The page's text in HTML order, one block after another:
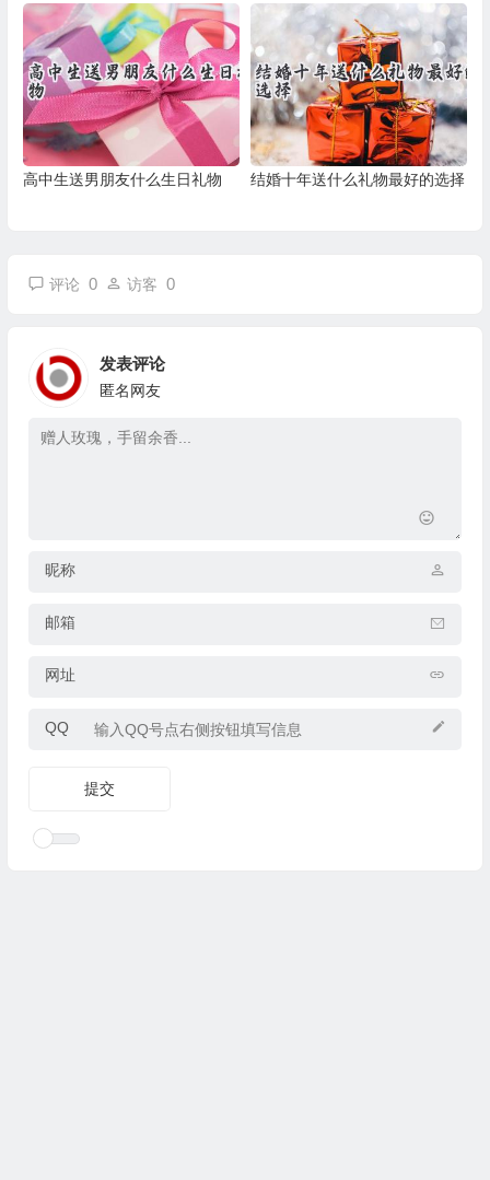
高中生送男朋友什么生日礼物 结婚十年送什么礼物最好的选择
评论 0 访客 0
发表评论
匿名网友
昵称
邮箱
网址
QQ